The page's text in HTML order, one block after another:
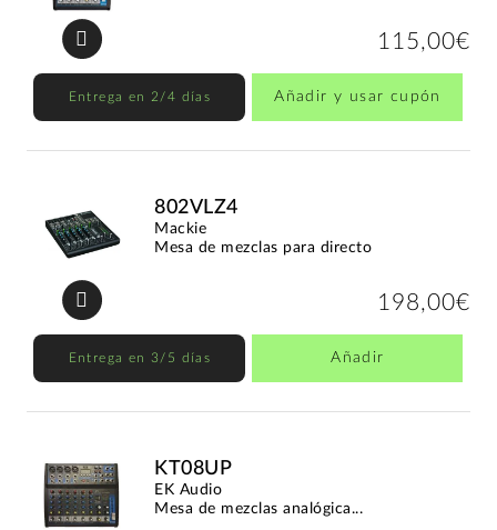
115,00€
Entrega en 2/4 días Añadir y usar cupón
802VLZ4
Mackie
Mesa de mezclas para directo
198,00€
Entrega en 3/5 días Añadir
KT08UP
EK Audio
Mesa de mezclas analógica...